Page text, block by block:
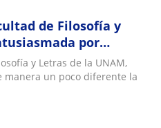
de Filosofía y
por
poco diferente la
y Letras de la UNAM,
manera un poco diferente la